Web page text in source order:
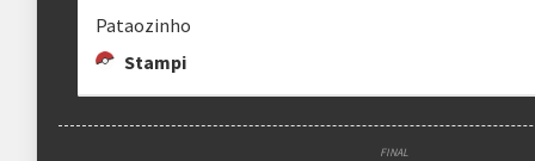
Pataozinho
Stampi
FINAL